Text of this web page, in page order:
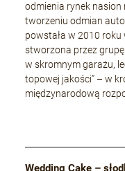
odmienia rynek nasion
tworzeniu odmian
powstała w 2010
stworzona przez
w skromnym garażu,
topowej jakości” – w
międzynarodową
Wedding Cake –